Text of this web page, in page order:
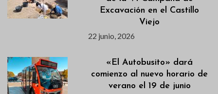
Excavación en el Castillo
Viejo
22 junio, 2026
«El Autobusito» dará
comienzo al nuevo horario de
verano el 19 de junio